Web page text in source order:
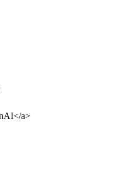
a>